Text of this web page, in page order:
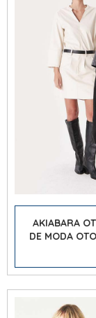
AKIABARA
DE MODA